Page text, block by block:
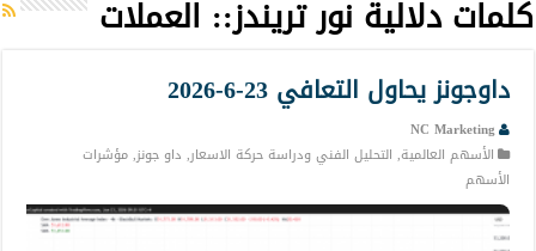
كلمات دلالية نور تريندز:: العملات
داوجونز يحاول التعافي 23-6-2026
NC Marketing
الأسهم العالمية, التحليل الفني ودراسة حركة الاسعار, داو جونز,مؤشرات
الأسهم